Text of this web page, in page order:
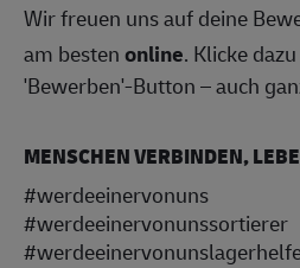
Wir freuen uns auf deine
am bestenonline. Klicke
'Bewerben'-Button – auch
MENSCHEN VERBINDEN,
#werdeeinervonuns
#werdeeinervonunssortierer